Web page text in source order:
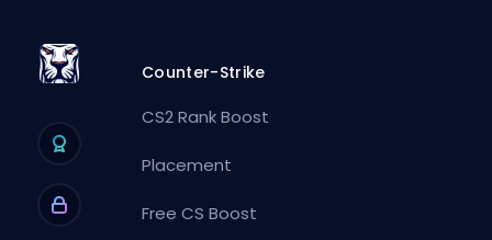
Counter-Strike
CS2 Rank Boost
Placement
Free CS Boost